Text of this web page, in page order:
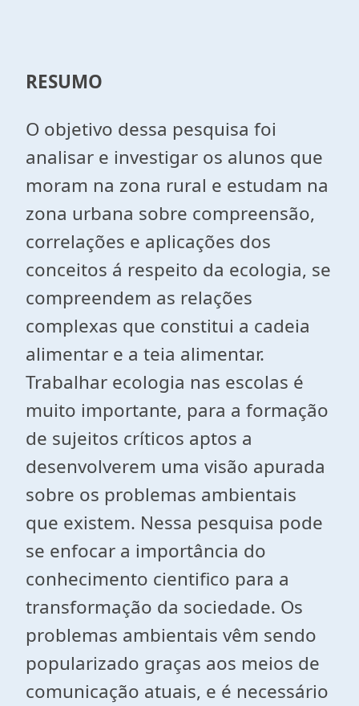
RESUMO
O objetivo dessa pesquisa foi
analisar e investigar os alunos que
moram na zona rural e estudam na
zona urbana sobre compreensão,
correlações e aplicações dos
conceitos á respeito da ecologia, se
compreendem as relações
complexas que constitui a cadeia
alimentar e a teia alimentar.
Trabalhar ecologia nas escolas é
muito importante, para a formação
de sujeitos críticos aptos a
desenvolverem uma visão apurada
sobre os problemas ambientais
que existem. Nessa pesquisa pode
se enfocar a importância do
conhecimento cientifico para a
transformação da sociedade. Os
problemas ambientais vêm sendo
popularizado graças aos meios de
comunicação atuais, e é necessário